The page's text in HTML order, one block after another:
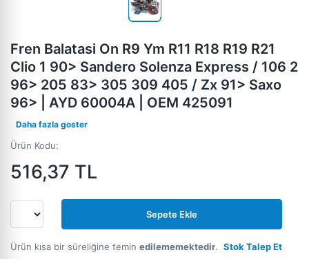
Fren Balatasi On R9 Ym R11 R18 R19 R21
Clio 1 90> Sandero Solenza Express / 106 2
96> 205 83> 305 309 405 / Zx 91> Saxo
96> | AYD 60004A | OEM 425091
Daha fazla goster
Ürün Kodu:
516,37 TL
Sepete Ekle
Ürün kısa bir süreliğine temin edilememektedir. Stok Talep Et